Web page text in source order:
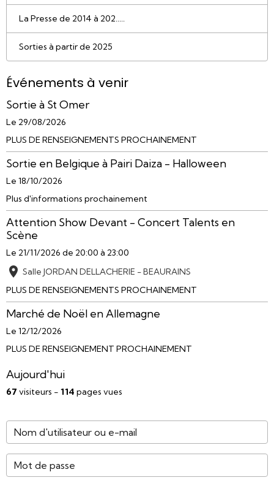
La Presse de 2014 à 202.....
Sorties à partir de 2025
Événements à venir
Sortie à St Omer
Le 29/08/2026
PLUS DE RENSEIGNEMENTS PROCHAINEMENT
Sortie en Belgique à Pairi Daiza - Halloween
Le 18/10/2026
Plus d'informations prochainement
Attention Show Devant - Concert Talents en
Scène
Le 21/11/2026 de 20:00 à 23:00
Salle JORDAN DELLACHERIE - BEAURAINS
PLUS DE RENSEIGNEMENTS PROCHAINEMENT
Marché de Noël en Allemagne
Le 12/12/2026
PLUS DE RENSEIGNEMENT PROCHAINEMENT
Aujourd'hui
67 visiteurs - 114 pages vues